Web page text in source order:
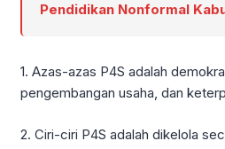
Pendidikan Nonformal
1. Azas-azas P4S adalah
pengembangan usaha, dan
2. Ciri-ciri P4S adalah dikelola